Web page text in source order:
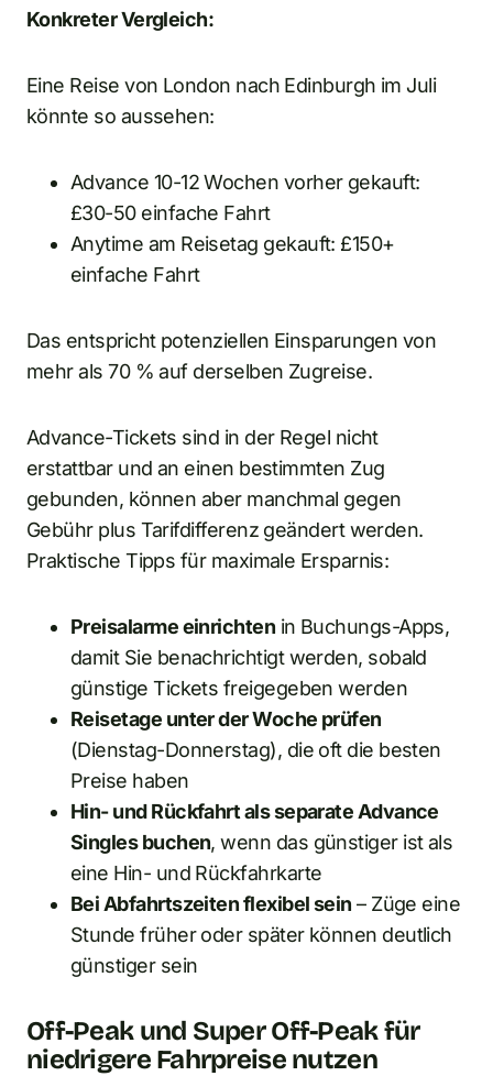
Konkreter Vergleich:
Eine Reise von London nach Edinburgh im Juli
könnte so aussehen:
Advance 10-12 Wochen vorher gekauft:
£30-50 einfache Fahrt
Anytime am Reisetag gekauft: £150+
einfache Fahrt
Das entspricht potenziellen Einsparungen von
mehr als 70 % auf derselben Zugreise.
Advance-Tickets sind in der Regel nicht
erstattbar und an einen bestimmten Zug
gebunden, können aber manchmal gegen
Gebühr plus Tarifdifferenz geändert werden.
Praktische Tipps für maximale Ersparnis:
Preisalarme einrichten in Buchungs-Apps,
damit Sie benachrichtigt werden, sobald
günstige Tickets freigegeben werden
Reisetage unter der Woche prüfen
(Dienstag-Donnerstag), die oft die besten
Preise haben
Hin- und Rückfahrt als separate Advance
Singles buchen, wenn das günstiger ist als
eine Hin- und Rückfahrkarte
Bei Abfahrtszeiten flexibel sein – Züge eine
Stunde früher oder später können deutlich
günstiger sein
Off-Peak und Super Off-Peak für
niedrigere Fahrpreise nutzen